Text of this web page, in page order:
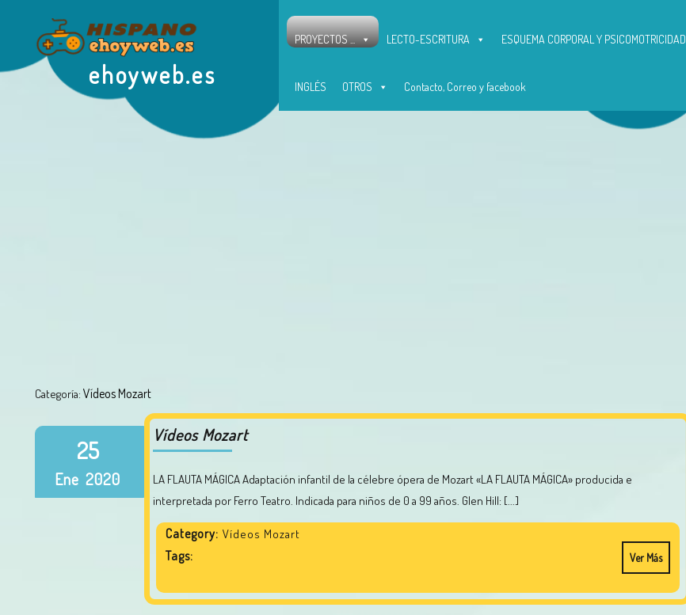
ehoyweb.es
PROYECTOS ... LECTO-ESCRITURA ESQUEMA CORPORAL Y PSICOMOTRICIDAD
INGLÉS OTROS Contacto, Correo y facebook
Categoría: Vídeos Mozart
25
Ene 2020
Vídeos Mozart
LA FLAUTA MÁGICA Adaptación infantil de la célebre ópera de Mozart «LA FLAUTA MÁGICA» producida e
interpretada por Ferro Teatro. Indicada para niños de 0 a 99 años. Glen Hill: [...]
Category: Vídeos Mozart
Tags: Ver Más